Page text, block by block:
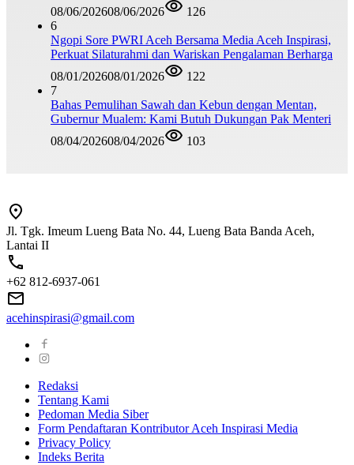
08/06/202608/06/2026
126
6
Ngopi Sore PWRI Aceh Bersama Media Aceh Inspirasi,
Perkuat Silaturahmi dan Wariskan Pengalaman Berharga
08/01/202608/01/2026
122
7
Bahas Pemulihan Sawah dan Kebun dengan Mentan,
Gubernur Mualem: Kami Butuh Dukungan Pak Menteri
08/04/202608/04/2026 103
Jl. Tgk. Imeum Lueng Bata No. 44, Lueng Bata Banda Aceh,
Lantai II
+62 812-6937-061
acehinspirasi@gmail.com
Redaksi
Tentang Kami
Pedoman Media Siber
Form Pendaftaran Kontributor Aceh Inspirasi Media
Privacy Policy
Indeks Berita